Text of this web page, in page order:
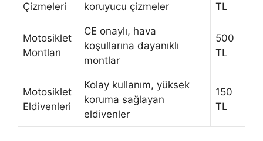
Çizmeleri
koruyucu çizmeler
TL
Motosiklet
Montları
CE onaylı, hava
koşullarına dayanıklı
montlar
500
TL
Motosiklet
Eldivenleri
Kolay kullanım, yüksek
koruma sağlayan
eldivenler
150
TL